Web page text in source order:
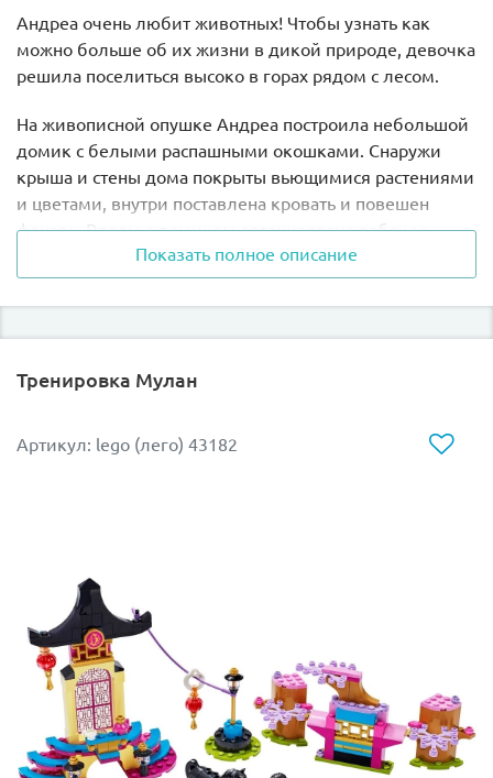
Андреа очень любит животных! Чтобы узнать как
можно больше об их жизни в дикой природе, девочка
решила поселиться высоко в горах рядом с лесом.
На живописной опушке Андреа построила небольшой
домик с белыми распашными окошками. Снаружи
крыша и стены дома покрыты вьющимися растениями
и цветами, внутри поставлена кровать и повешен
фонарь. Рядом с домиком организовано рабочее
место, состоящее из письменного стола и круглого
стула.
пищу для себя и своей подружки белочки.
В наборе Лего 41031 Вы найдёте фигурку Андреа и
множество аксессуаров: 2 кружки, карту, фотоаппарат,
Показать полное описание
Тренировка Мулан
Артикул: lego (лего) 43182